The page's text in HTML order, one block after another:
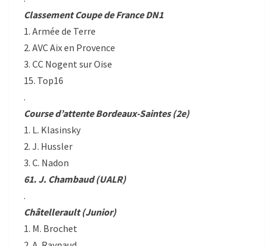
Classement Coupe de France DN1
1. Armée de Terre
2. AVC Aix en Provence
3. CC Nogent sur Oise
15. Top16
.
Course d’attente Bordeaux-Saintes (2e)
1. L. Klasinsky
2. J. Hussler
3. C. Nadon
61. J. Chambaud (UALR)
.
Châtellerault (Junior)
1. M. Brochet